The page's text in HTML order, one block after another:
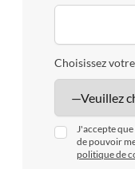
Choisissez
J'accepte
de pouvoir
politique de